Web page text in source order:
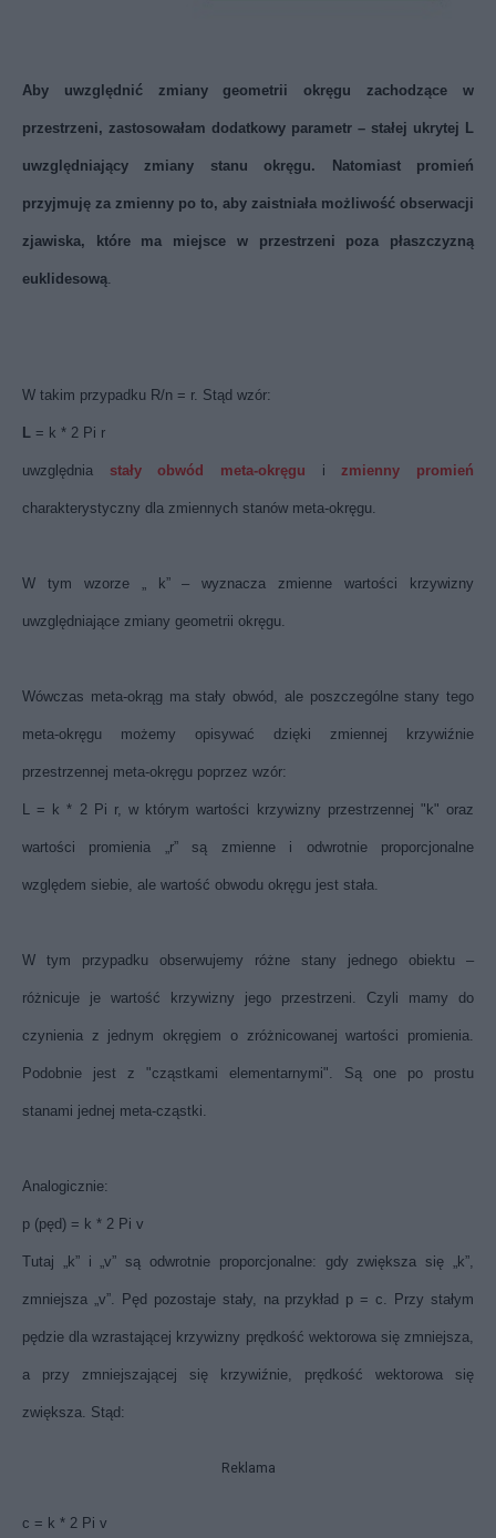
Aby uwzględnić zmiany geometrii okręgu zachodzące w
przestrzeni, zastosowałam dodatkowy parametr – stałej ukrytej L
uwzględniający zmiany stanu okręgu. Natomiast promień
przyjmuję za zmienny po to, aby zaistniała możliwość obserwacji
zjawiska, które ma miejsce w przestrzeni poza płaszczyzną
euklidesową.
W takim przypadku R/n = r. Stąd wzór:
L = k * 2 Pi r
uwzględnia stały obwód meta-okręgu izmienny promień
charakterystyczny dla zmiennych stanów meta-okręgu.
W tym wzorze „ k” – wyznacza zmienne wartości krzywizny
uwzględniające zmiany geometrii okręgu.
Wówczas meta-okrąg ma stały obwód, ale poszczególne stany tego
meta-okręgu możemy opisywać dzięki zmiennej krzywiźnie
przestrzennej meta-okręgu poprzez wzór:
L = k * 2 Pi r, w którym wartości krzywizny przestrzennej "k" oraz
wartości promienia „r” są zmienne i odwrotnie proporcjonalne
względem siebie, ale wartość obwodu okręgu jest stała.
W tym przypadku obserwujemy różne stany jednego obiektu –
różnicuje je wartość krzywizny jego przestrzeni. Czyli mamy do
czynienia z jednym okręgiem o zróżnicowanej wartości promienia.
Podobnie jest z "cząstkami elementarnymi". Są one po prostu
stanami jednej meta-cząstki.
Analogicznie:
p (pęd) = k * 2 Pi v
Tutaj „k” i „v” są odwrotnie proporcjonalne: gdy zwiększa się „k”,
zmniejsza „v”. Pęd pozostaje stały, na przykład p = c. Przy stałym
pędzie dla wzrastającej krzywizny prędkość wektorowa się zmniejsza,
a przy zmniejszającej się krzywiźnie, prędkość wektorowa się
zwiększa. Stąd:
Reklama
c = k * 2 Pi v